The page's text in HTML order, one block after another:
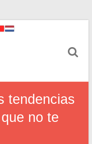
tendencias
no te